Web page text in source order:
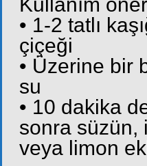
• 1-2 tatlı
çiçeği
• Üzerine bir
su
• 10 dakika
sonra süzün,
veya limon